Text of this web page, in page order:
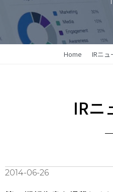
Home IRニュ
IRニ
2014-06-26